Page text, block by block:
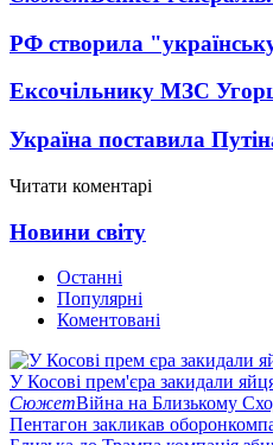
РФ створила
Ексочільнику МЗС
Україна поставила
Читати коментарі
Новини світу
Останні
Популярні
Коментовані
У Косові прем'єра закидали
СюжетВійна на Близькому
Пентагон закликав